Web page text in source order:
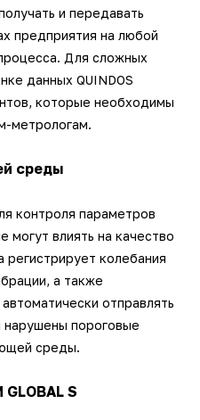
и передавать
предприятия на любой
Для сложных
данных QUINDOS
которые необходимы
метрологам.
среды
контроля параметров
влиять на качество
колебания
а также
отправлять
пороговые
среды.
S